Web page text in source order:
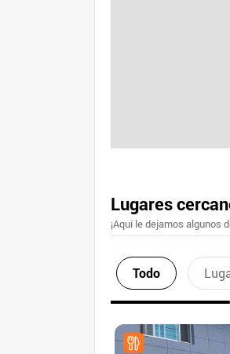
Lugares
¡Aquí le dejamos
Todo